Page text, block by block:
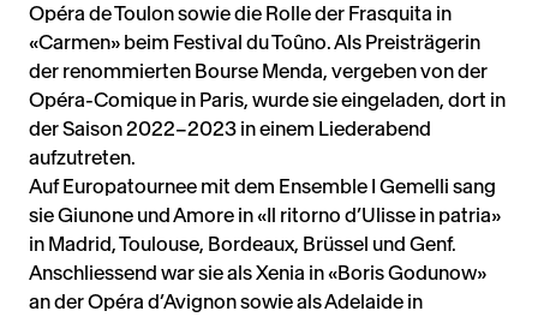
Opéra de Toulon sowie die Rolle der Frasquita in
«Carmen» beim Festival du Toûno. Als Preisträgerin
der renommierten Bourse Menda, vergeben von der
Opéra-Comique in Paris, wurde sie eingeladen, dort in
der Saison 2022–2023 in einem Liederabend
aufzutreten.
Auf Europatournee mit dem Ensemble I Gemelli sang
sie Giunone und Amore in «Il ritorno d’Ulisse in patria»
in Madrid, Toulouse, Bordeaux, Brüssel und Genf.
Anschliessend war sie als Xenia in «Boris Godunow»
an der Opéra d’Avignon sowie als Adelaide in